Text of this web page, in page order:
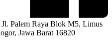
Jl. Palem Raya Blok M5, Limus
Jawa Barat 16820